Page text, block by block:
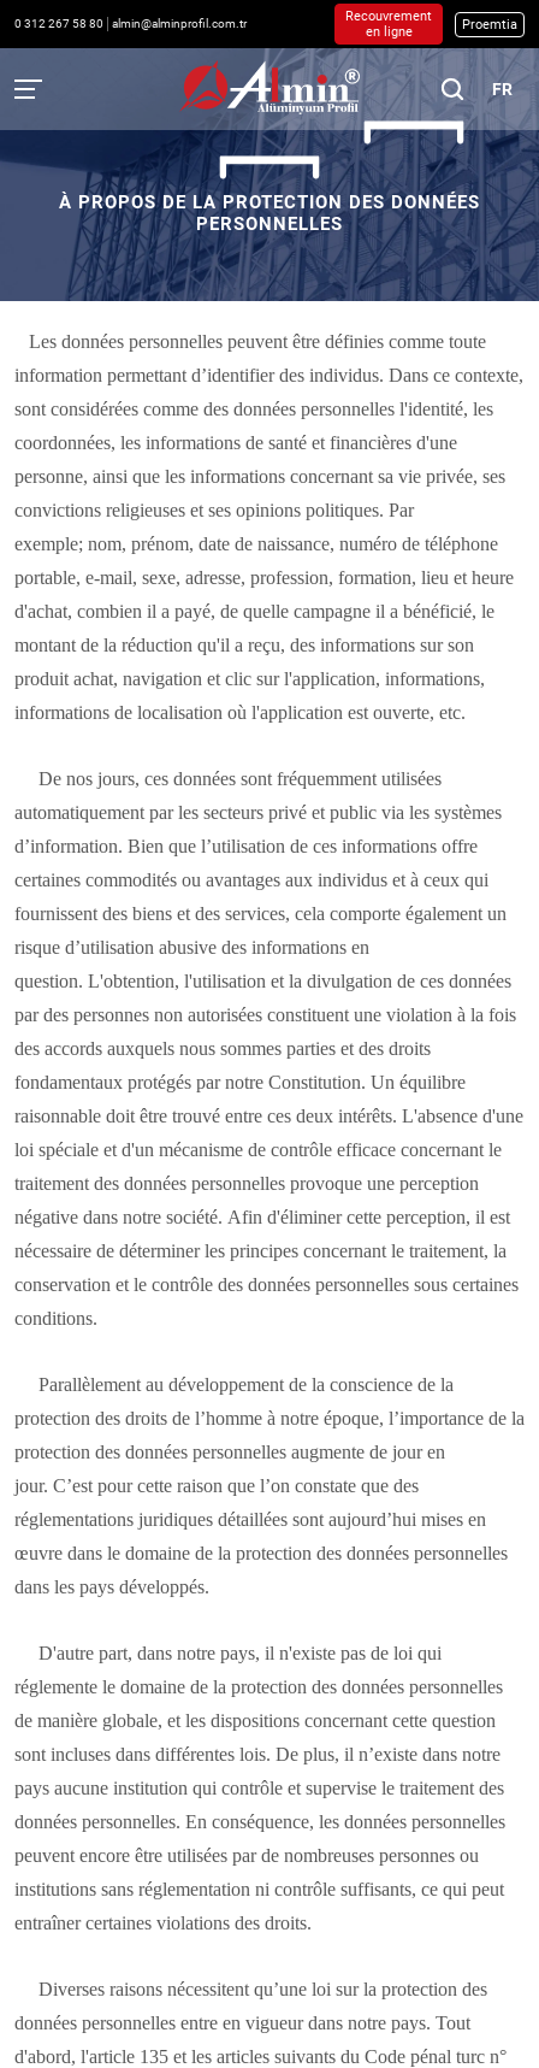
0 312 267 58 80 almin@alminprofil.com.tr
Recouvrement
en ligne
Proemtia
FR
À PROPOS DE LA PROTECTION DES DONNÉES
PERSONNELLES
Les données personnelles peuvent être définies comme toute
information permettant d’identifier des individus. Dans ce contexte,
sont considérées comme des données personnelles l'identité, les
coordonnées, les informations de santé et financières d'une
personne, ainsi que les informations concernant sa vie privée, ses
convictions religieuses et ses opinions politiques. Par
exemple; nom, prénom, date de naissance, numéro de téléphone
portable, e-mail, sexe, adresse, profession, formation, lieu et heure
d'achat, combien il a payé, de quelle campagne il a bénéficié, le
montant de la réduction qu'il a reçu, des informations sur son
produit achat, navigation et clic sur l'application, informations,
informations de localisation où l'application est ouverte, etc.
De nos jours, ces données sont fréquemment utilisées
automatiquement par les secteurs privé et public via les systèmes
d’information. Bien que l’utilisation de ces informations offre
certaines commodités ou avantages aux individus et à ceux qui
fournissent des biens et des services, cela comporte également un
risque d’utilisation abusive des informations en
question. L'obtention, l'utilisation et la divulgation de ces données
par des personnes non autorisées constituent une violation à la fois
des accords auxquels nous sommes parties et des droits
fondamentaux protégés par notre Constitution. Un équilibre
raisonnable doit être trouvé entre ces deux intérêts. L'absence d'une
loi spéciale et d'un mécanisme de contrôle efficace concernant le
traitement des données personnelles provoque une perception
négative dans notre société. Afin d'éliminer cette perception, il est
nécessaire de déterminer les principes concernant le traitement, la
conservation et le contrôle des données personnelles sous certaines
conditions.
Parallèlement au développement de la conscience de la
protection des droits de l’homme à notre époque, l’importance de la
protection des données personnelles augmente de jour en
jour. C’est pour cette raison que l’on constate que des
réglementations juridiques détaillées sont aujourd’hui mises en
œuvre dans le domaine de la protection des données personnelles
dans les pays développés.
D'autre part, dans notre pays, il n'existe pas de loi qui
réglemente le domaine de la protection des données personnelles
de manière globale, et les dispositions concernant cette question
sont incluses dans différentes lois. De plus, il n’existe dans notre
pays aucune institution qui contrôle et supervise le traitement des
données personnelles. En conséquence, les données personnelles
peuvent encore être utilisées par de nombreuses personnes ou
institutions sans réglementation ni contrôle suffisants, ce qui peut
entraîner certaines violations des droits.
Diverses raisons nécessitent qu’une loi sur la protection des
données personnelles entre en vigueur dans notre pays. Tout
d'abord, l'article 135 et les articles suivants du Code pénal turc n°